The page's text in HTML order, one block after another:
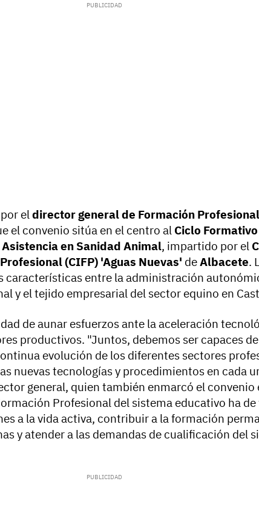
eldirector general de Formación
el convenio sitúa en el centro al Ciclo
en Sanidad Animal, impartido por el
(CIFP) 'Aguas Nuevas' deAlbacete.
características entre la administración
y el tejido empresarial del sector equino en
de aunar esfuerzos ante la aceleración
productivos. "Juntos, debemos ser capaces
evolución de los diferentes sectores
nuevas tecnologías y procedimientos en cada
general, quien también enmarcó el convenio
Profesional del sistema educativo ha
a la vida activa, contribuir a la formación
y atender a las demandas de cualificación del